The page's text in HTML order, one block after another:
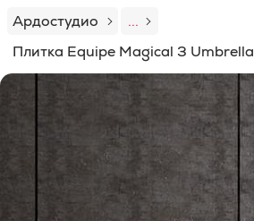
Ардостудио
...
Плитка Equipe Magical 3 Umbrella